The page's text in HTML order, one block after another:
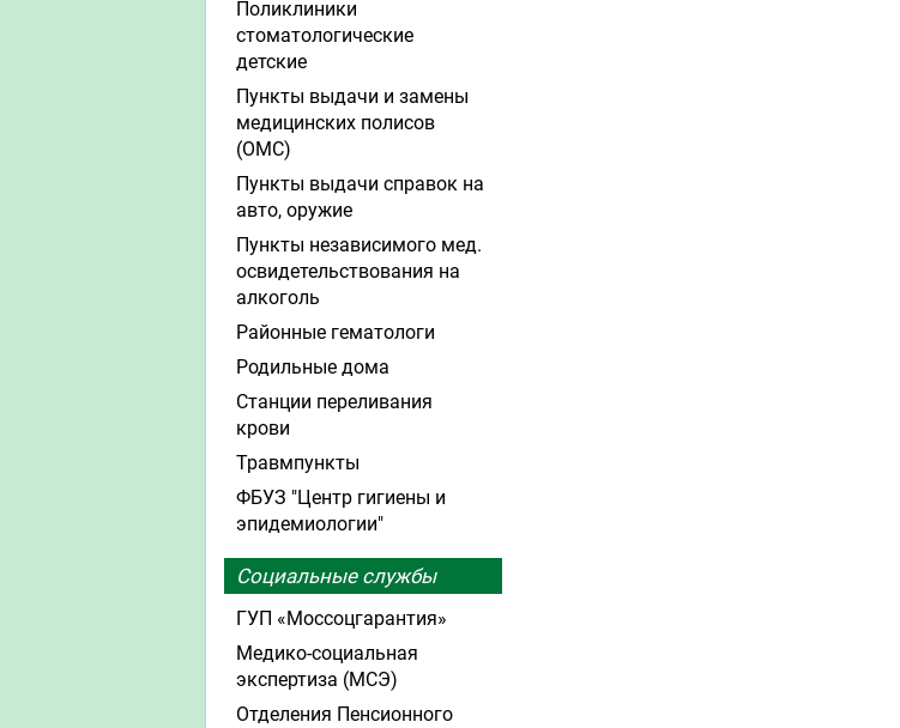
Поликлиники
стоматологические
детские
Пункты выдачи и замены
медицинских полисов
(ОМС)
Пункты выдачи справок на
авто, оружие
Пункты независимого мед.
освидетельствования на
алкоголь
Районные гематологи
Родильные дома
Станции переливания
крови
Травмпункты
ФБУЗ "Центр гигиены и
эпидемиологии"
Социальные службы
ГУП «Моссоцгарантия»
Медико-социальная
экспертиза (МСЭ)
Отделения Пенсионного